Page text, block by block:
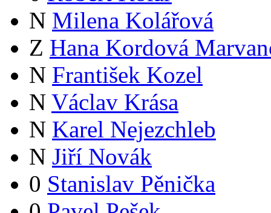
N Milena Kolářová
Z Hana Kordová
N František Kozel
N Václav Krása
N Karel Nejezchleb
N Jiří Novák
0 Stanislav Pěnička